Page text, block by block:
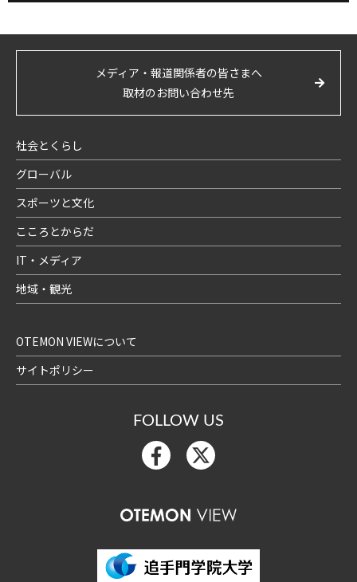
メディア・報道関係者の皆さまへ
取材のお問い合わせ先
社会とくらし
グローバル
スポーツと文化
こころとからだ
IT・メディア
地域・観光
OTEMON VIEWについて
サイトポリシー
FOLLOW US